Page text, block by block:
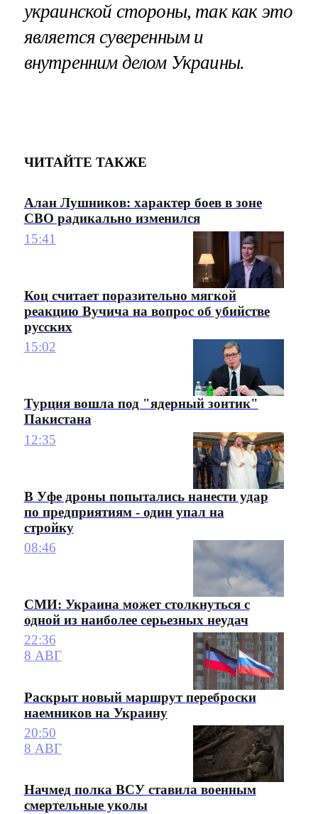
украинской стороны, так как это
является суверенным и
внутренним делом Украины.
ЧИТАЙТЕ ТАКЖЕ
Алан Лушников: характер боев в зоне
СВО радикально изменился
15:41
Коц считает поразительно мягкой
реакцию Вучича на вопрос об убийстве
русских
15:02
Турция вошла под "ядерный зонтик"
Пакистана
12:35
В Уфе дроны попытались нанести удар
по предприятиям - один упал на
стройку
08:46
СМИ: Украина может столкнуться с
одной из наиболее серьезных неудач
22:36
8 АВГ
Раскрыт новый маршрут переброски
наемников на Украину
20:50
8 АВГ
Начмед полка ВСУ ставила военным
смертельные уколы